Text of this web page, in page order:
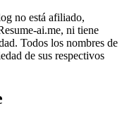
no está afiliado,
ai.me, ni tiene
Todos los nombres de
de sus respectivos